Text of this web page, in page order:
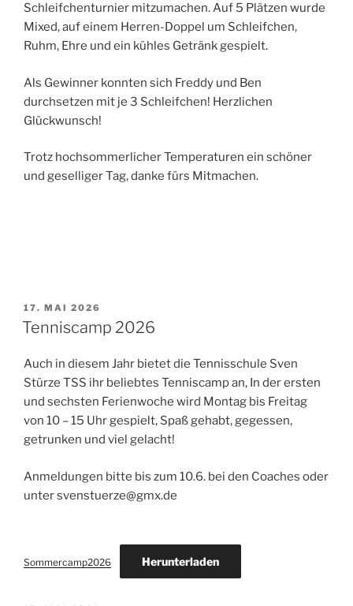
Schleifchenturnier mitzumachen. Auf 5 Plätzen wurde
Mixed, auf einem Herren-Doppel um Schleifchen,
Ruhm, Ehre und ein kühles Getränk gespielt.
Als Gewinner konnten sich Freddy und Ben
durchsetzen mit je 3 Schleifchen! Herzlichen
Glückwunsch!
Trotz hochsommerlicher Temperaturen ein schöner
und geselliger Tag, danke fürs Mitmachen.
VERÖFFENTLICHT
AM
17. MAI 2026
Tenniscamp 2026
Auch in diesem Jahr bietet die Tennisschule Sven
Stürze TSS ihr beliebtes Tenniscamp an, In der ersten
und sechsten Ferienwoche wird Montag bis Freitag
von 10 – 15 Uhr gespielt, Spaß gehabt, gegessen,
getrunken und viel gelacht!
Anmeldungen bitte bis zum 10.6. bei den Coaches oder
unter svenstuerze@gmx.de
Sommercamp2026 Herunterladen